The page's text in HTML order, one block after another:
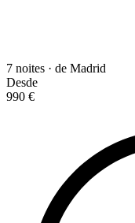
7 noites · de Madrid
Desde
990 €